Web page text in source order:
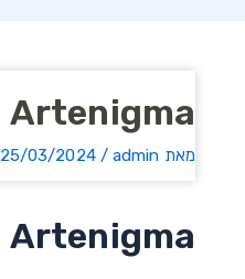
Artenigma
מאת admin
/
25/03/2024
Artenigma